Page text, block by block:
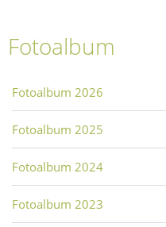
Fotoalbum
Fotoalbum 2026
Fotoalbum 2025
Fotoalbum 2024
Fotoalbum 2023